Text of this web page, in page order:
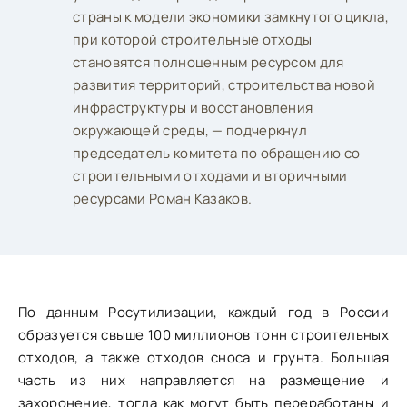
страны к модели экономики замкнутого цикла,
при которой строительные отходы
становятся полноценным ресурсом для
развития территорий, строительства новой
инфраструктуры и восстановления
окружающей среды, — подчеркнул
председатель комитета по обращению со
строительными отходами и вторичными
ресурсами Роман Казаков.
По данным Росутилизации, каждый год в России
образуется свыше 100 миллионов тонн строительных
отходов, а также отходов сноса и грунта. Большая
часть из них направляется на размещение и
захоронение, тогда как могут быть переработаны и